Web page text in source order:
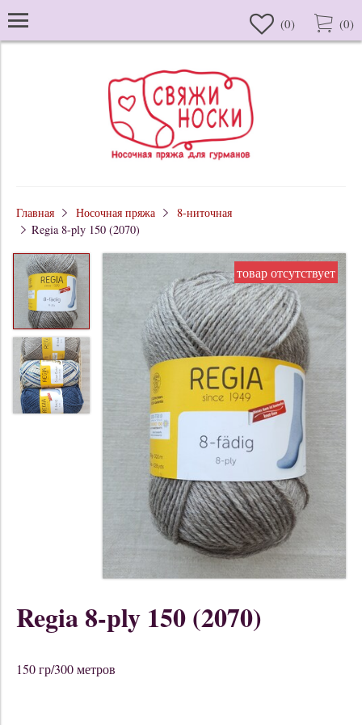
(0) (0)
Главная Носочная пряжа
8-ниточная
Regia 8-ply 150 (2070)
товар отсутствует
Regia 8-ply 150 (2070)
150 гр/300 метров